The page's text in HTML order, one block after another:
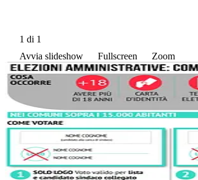
1 di 1
Avvia slideshow
Fullscreen Zoom